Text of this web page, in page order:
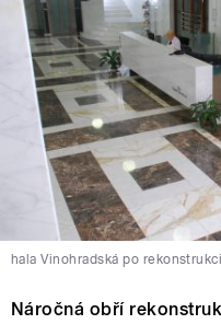
hala Vinohradská po rekonstrukci
Náročná obří